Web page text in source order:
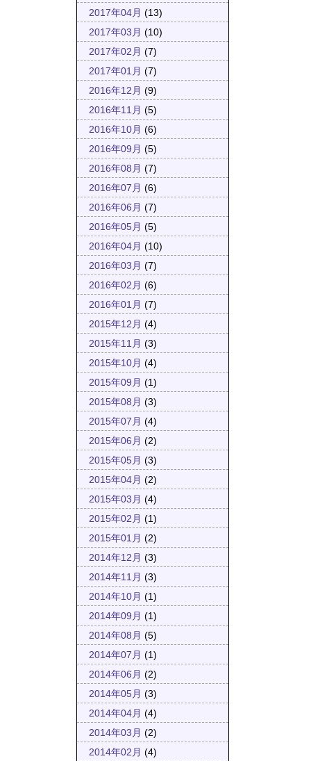
2017年04月 (13)
2017年03月 (10)
2017年02月 (7)
2017年01月 (7)
2016年12月 (9)
2016年11月 (5)
2016年10月 (6)
2016年09月 (5)
2016年08月 (7)
2016年07月 (6)
2016年06月 (7)
2016年05月 (5)
2016年04月 (10)
2016年03月 (7)
2016年02月 (6)
2016年01月 (7)
2015年12月 (4)
2015年11月 (3)
2015年10月 (4)
2015年09月 (1)
2015年08月 (3)
2015年07月 (4)
2015年06月 (2)
2015年05月 (3)
2015年04月 (2)
2015年03月 (4)
2015年02月 (1)
2015年01月 (2)
2014年12月 (3)
2014年11月 (3)
2014年10月 (1)
2014年09月 (1)
2014年08月 (5)
2014年07月 (1)
2014年06月 (2)
2014年05月 (3)
2014年04月 (4)
2014年03月 (2)
2014年02月 (4)